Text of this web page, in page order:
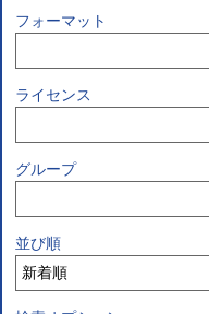
フォーマット
ライセンス
グループ
並び順